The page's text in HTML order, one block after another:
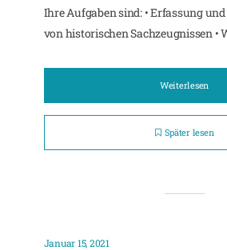
Ihre Aufgaben sind: • Erfassung
von historischen Sachzeugnissen •
Weiterlesen
Später lesen
Januar 15, 2021